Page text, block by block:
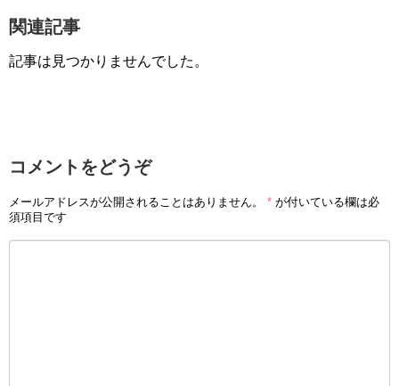
関連記事
記事は見つかりませんでした。
コメントをどうぞ
メールアドレスが公開されることはありません。 * が付いている欄は必
須項目です